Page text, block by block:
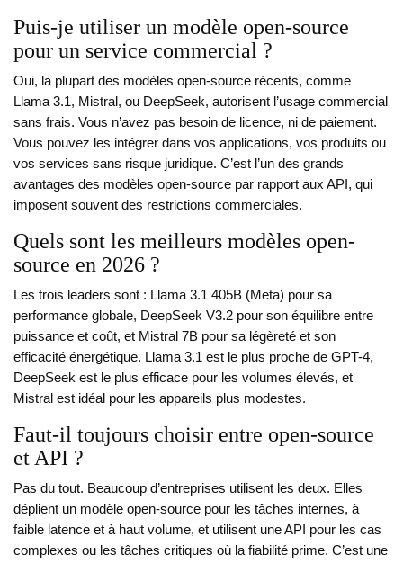
Puis-je utiliser un modèle open-source
pour un service commercial ?
Oui, la plupart des modèles open-source récents, comme
Llama 3.1, Mistral, ou DeepSeek, autorisent l’usage commercial
sans frais. Vous n’avez pas besoin de licence, ni de paiement.
Vous pouvez les intégrer dans vos applications, vos produits ou
vos services sans risque juridique. C’est l’un des grands
avantages des modèles open-source par rapport aux API, qui
imposent souvent des restrictions commerciales.
Quels sont les meilleurs modèles open-
source en 2026 ?
Les trois leaders sont : Llama 3.1 405B (Meta) pour sa
performance globale, DeepSeek V3.2 pour son équilibre entre
puissance et coût, et Mistral 7B pour sa légèreté et son
efficacité énergétique. Llama 3.1 est le plus proche de GPT-4,
DeepSeek est le plus efficace pour les volumes élevés, et
Mistral est idéal pour les appareils plus modestes.
Faut-il toujours choisir entre open-source
et API ?
Pas du tout. Beaucoup d’entreprises utilisent les deux. Elles
déplient un modèle open-source pour les tâches internes, à
faible latence et à haut volume, et utilisent une API pour les cas
complexes ou les tâches critiques où la fiabilité prime. C’est une